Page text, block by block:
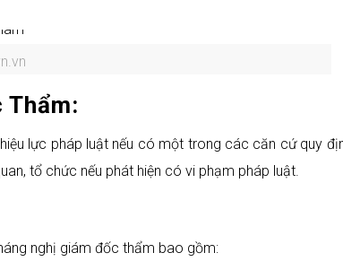
Thẩm:
lực pháp luật nếu có một trong các căn cứ quy
tổ chức nếu phát hiện có vi phạm pháp luật.
nghị giám đốc thẩm bao gồm: